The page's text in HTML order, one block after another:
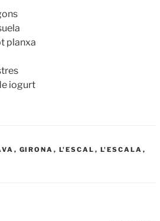
planxa
iogurt
, GIRONA , L'ESCAL , L'ESCALA ,